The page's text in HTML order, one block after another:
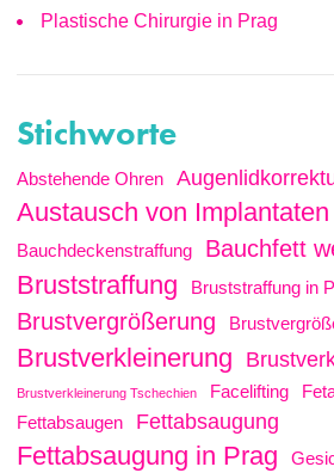
Plastische Chirurgie in Prag
Stichworte
Abstehende Ohren
Austausch von Implantaten
Bauchdeckenstraffung Bauchfett
Bruststraffung Bruststraffung in
Brustvergrößerung
Brustverkleinerung
Brustverkleinerung Tschechien Facelifting
Fettabsaugen
Fettabsaugung
Fettabsaugung in Prag